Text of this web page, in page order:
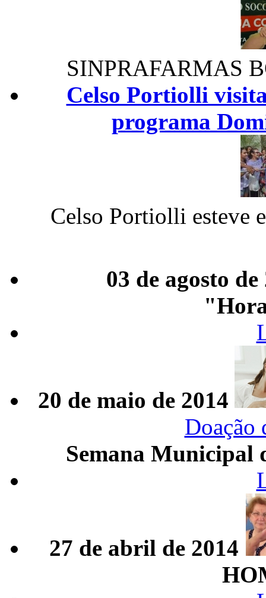
SINPRAFARMAS
Celso Portiolli
programa
Celso Portiolli esteve
03 de agosto de
20 de maio de 2014
Doação
Semana Municipal
27 de abril de 2014